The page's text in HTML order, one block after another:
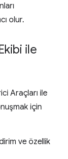
olur.
ile
Araçları ile
için
ve özellik